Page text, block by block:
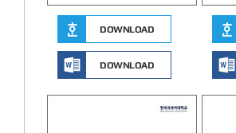
DOWNLOAD
DOWNLOAD